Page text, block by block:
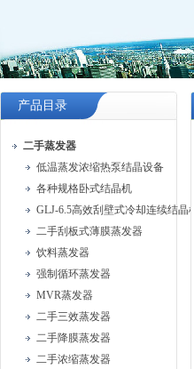
产品目录
二手蒸发器
低温蒸发浓缩热泵结晶设备
各种规格卧式结晶机
GLJ-6.5高效刮壁式冷却连续结晶机
二手刮板式薄膜蒸发器
饮料蒸发器
强制循环蒸发器
MVR蒸发器
二手三效蒸发器
二手降膜蒸发器
二手浓缩蒸发器